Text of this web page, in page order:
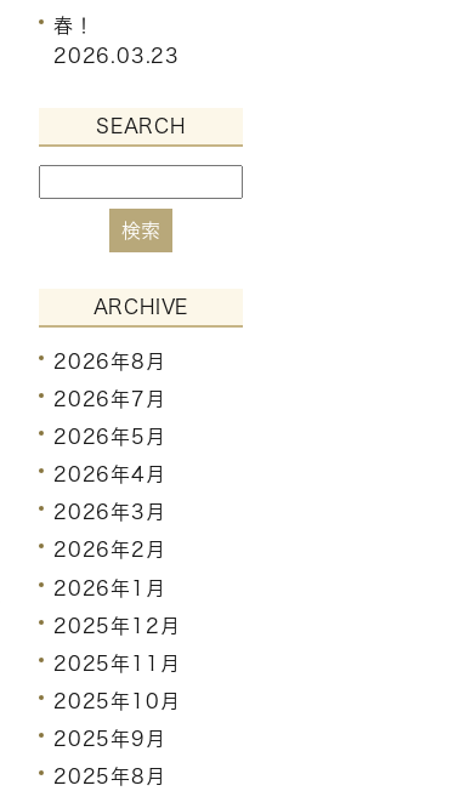
春！
2026.03.23
SEARCH
ARCHIVE
2026年8月
2026年7月
2026年5月
2026年4月
2026年3月
2026年2月
2026年1月
2025年12月
2025年11月
2025年10月
2025年9月
2025年8月